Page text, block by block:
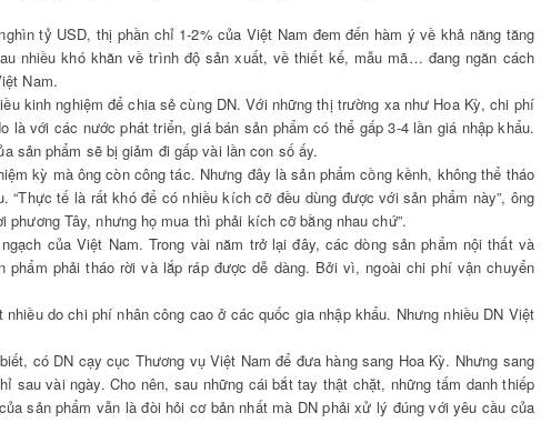
tỷ USD, thị phần chỉ 1-2% của Việt Nam đem đến hàm ý về khả năng tăng
nhiều khó khăn về trình độ sản xuất, về thiết kế, mẫu mã… đang ngăn cách
Nam.
kinh nghiệm để chia sẻ cùng DN. Với những thị trường xa như Hoa Kỳ, chi phí
với các nước phát triển, giá bán sản phẩm có thể gấp 3-4 lần giá nhập khẩu.
sản phẩm sẽ bị giảm đi gấp vài lần con số ấy.
kỳ mà ông còn công tác. Nhưng đây là sản phẩm cồng kềnh, không thể tháo
tế là rất khó để có nhiều kích cỡ đều dùng được với sản phẩm này”, ông
Tây, nhưng họ mua thì phải kích cỡ bằng nhau chứ”.
của Việt Nam. Trong vài năm trở lại đây, các dòng sản phẩm nội thất và
phải tháo rời và lắp ráp được dễ dàng. Bởi vì, ngoài chi phí vận chuyển
do chi phí nhân công cao ở các quốc gia nhập khẩu. Nhưng nhiều DN Việt
có DN cạy cục Thương vụ Việt Nam để đưa hàng sang Hoa Kỳ. Nhưng sang
sau vài ngày. Cho nên, sau những cái bắt tay thật chặt, những tấm danh thiếp
sản phẩm vẫn là đòi hỏi cơ bản nhất mà DN phải xử lý đúng với yêu cầu của